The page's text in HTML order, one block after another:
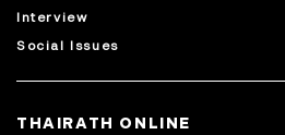
Interview
Social Issues
THAIRATH ONLINE